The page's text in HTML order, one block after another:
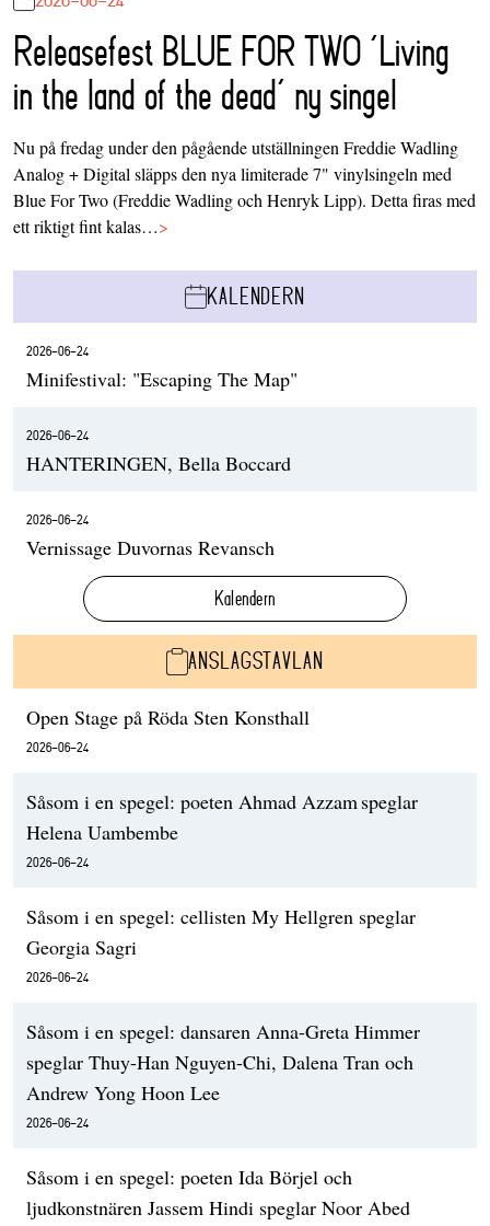
Releasefest BLUE FOR TWO ‘Living
in the land of the dead’ ny singel
Nu på fredag under den pågående utställningen Freddie Wadling
Analog + Digital släpps den nya limiterade 7" vinylsingeln med
Blue For Two (Freddie Wadling och Henryk Lipp). Detta firas med
ett riktigt fint kalas…>
KALENDERN
2026-06-24
Minifestival: "Escaping The Map"
2026-06-24
HANTERINGEN, Bella Boccard
2026-06-24
Vernissage Duvornas Revansch
Kalendern
ANSLAGSTAVLAN
Open Stage på Röda Sten Konsthall
2026-06-24
Såsom i en spegel: poeten Ahmad Azzam speglar
Helena Uambembe
2026-06-24
Såsom i en spegel: cellisten My Hellgren speglar
Georgia Sagri
2026-06-24
Såsom i en spegel: dansaren Anna-Greta Himmer
speglar Thuy-Han Nguyen-Chi, Dalena Tran och
Andrew Yong Hoon Lee
2026-06-24
Såsom i en spegel: poeten Ida Börjel och
ljudkonstnären Jassem Hindi speglar Noor Abed